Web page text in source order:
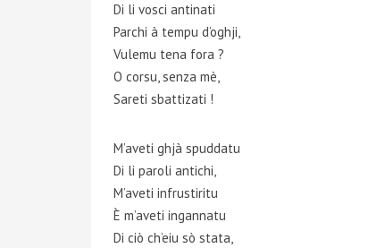
Di li vosci antinati
Parchi à tempu d’oghji,
Vulemu tena fora ?
O corsu, senza mè,
Sareti sbattizati !
M’aveti ghjà spuddatu
Di li paroli antichi,
M’aveti infrustiritu
È m’aveti ingannatu
Di ciò ch’eiu sò stata,